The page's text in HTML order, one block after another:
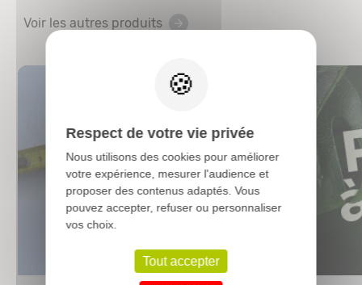
Voir les autres produits
Respect de votre vie privée
Nous utilisons des cookies pour améliorer
votre expérience, mesurer l'audience et
proposer des contenus adaptés. Vous
pouvez accepter, refuser ou personnaliser
vos choix.
Tout accepter